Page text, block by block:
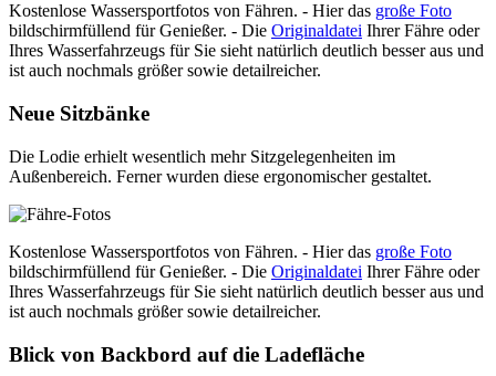
Kostenlose Wassersportfotos von Fähren. - Hier das große Foto
bildschirmfüllend für Genießer. - Die Originaldatei Ihrer Fähre oder
Ihres Wasserfahrzeugs für Sie sieht natürlich deutlich besser aus und
ist auch nochmals größer sowie detailreicher.
Neue Sitzbänke
Die Lodie erhielt wesentlich mehr Sitzgelegenheiten im
Außenbereich. Ferner wurden diese ergonomischer gestaltet.
Kostenlose Wassersportfotos von Fähren. - Hier das große Foto
bildschirmfüllend für Genießer. - Die Originaldatei Ihrer Fähre oder
Ihres Wasserfahrzeugs für Sie sieht natürlich deutlich besser aus und
ist auch nochmals größer sowie detailreicher.
Blick von Backbord auf die Ladefläche